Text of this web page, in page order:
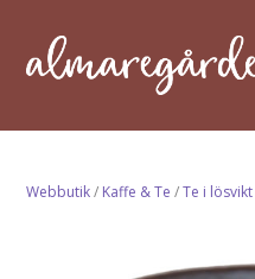
Webbutik/ Kaffe & Te /Te i lösvikt